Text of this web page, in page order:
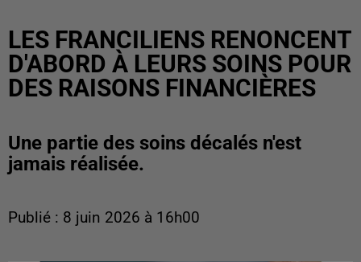
LES FRANCILIENS RENONCENT
D'ABORD À LEURS SOINS POUR
DES RAISONS FINANCIÈRES
Une partie des soins décalés n'est
jamais réalisée.
Publié : 8 juin 2026 à 16h00